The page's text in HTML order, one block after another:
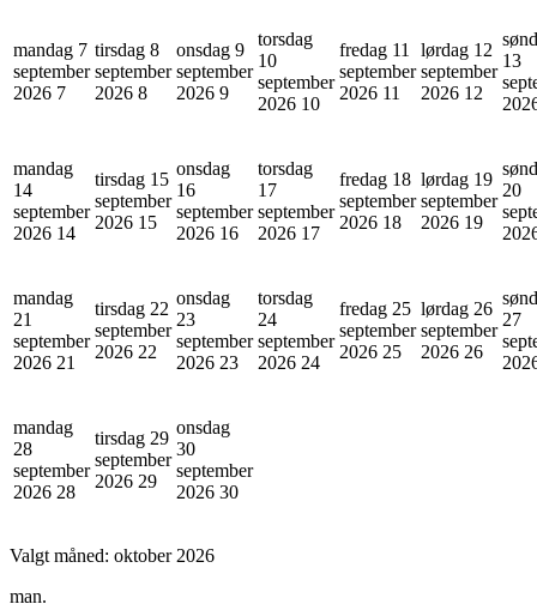
mandag 7
september
2026 7
tirsdag 8
september
2026 8
onsdag 9
september
2026 9
torsdag
10
september
2026 10
fredag 11
september
2026 11
lørdag 12
september
2026 12
13
mandag
14
september
2026 14
tirsdag 15
september
2026 15
onsdag
16
september
2026 16
torsdag
17
september
2026 17
fredag 18
september
2026 18
lørdag 19
september
2026 19
20
mandag
21
september
2026 21
tirsdag 22
september
2026 22
onsdag
23
september
2026 23
torsdag
24
september
2026 24
fredag 25
september
2026 25
lørdag 26
september
2026 26
27
mandag
28
september
2026 28
tirsdag 29
september
2026 29
onsdag
30
september
2026 30
Valgt måned: oktober 2026
man.